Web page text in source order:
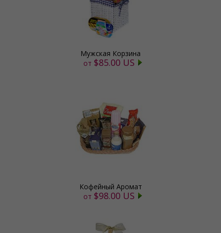
Мужская Корзина
от $85.00 US
Кофейный Аромат
от $98.00 US